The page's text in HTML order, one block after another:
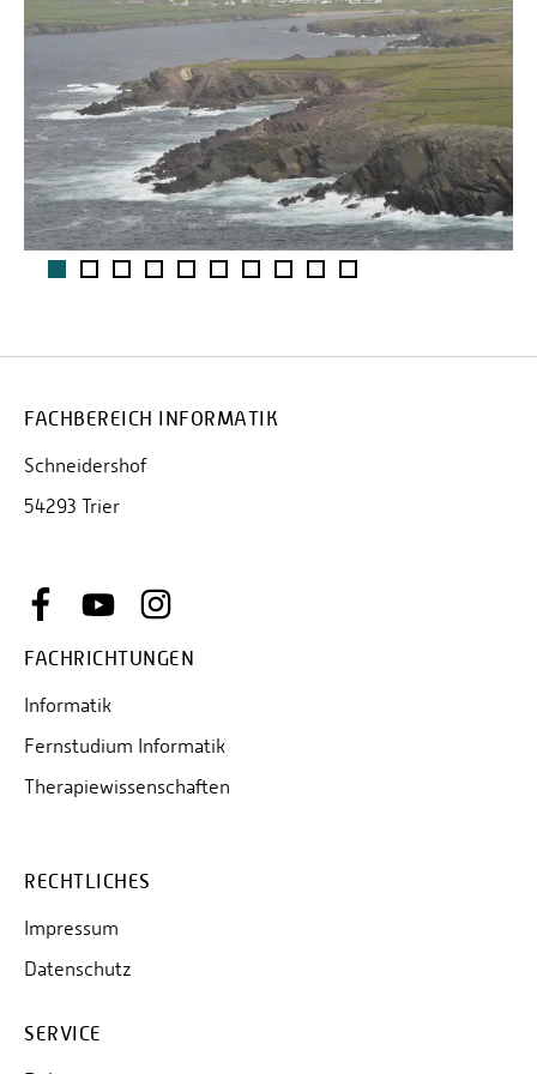
1 2 3 4 5 6 7 8 9 10
FACHBEREICH INFORMATIK
Schneidershof
54293 Trier
FACHRICHTUNGEN
Informatik
Fernstudium Informatik
Therapiewissenschaften
RECHTLICHES
Impressum
Datenschutz
SERVICE